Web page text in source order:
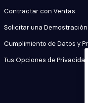
Contractar con Ventas
Solicitar una Demostración
Cumplimiento de Datos y
Tus Opciones de Privacidad